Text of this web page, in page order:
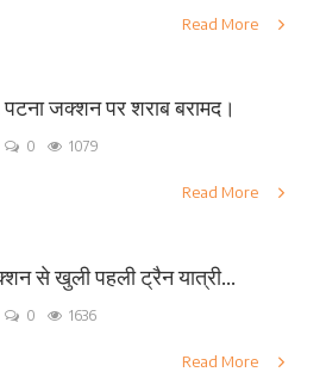
Read More
जक्शन पर शराब बरामद।
0 1079
Read More
से खुली पहली ट्रैन यात्री...
0 1636
Read More